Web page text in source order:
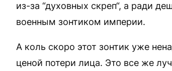
из-за “духовных скреп“, а ради
военным зонтиком империи.
А коль скоро этот зонтик уже
ценой потери лица. Это все же